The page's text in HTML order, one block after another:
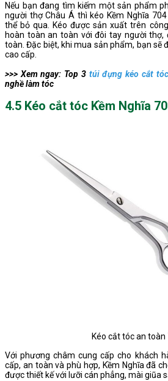
Nếu bạn đang tìm kiếm một sản phẩm
người thợ Châu Á thì kéo Kềm Nghĩa
thể bỏ qua. Kéo được sản xuất trên
hoàn toàn an toàn với đôi tay người thợ,
toàn. Đặc biệt, khi mua sản phẩm, bạn sẽ
cao cấp.
>>> Xem ngay: Top 3 túi đựng kéo cắt tóc
nghề làm tóc
4.5 Kéo cắt tóc Kềm Nghĩa
Kéo cắt tóc an toàn
Với phương châm cung cấp cho khách
cấp, an toàn và phù hợp, Kềm Nghĩa đã
được thiết kế với lưỡi cán phẳng, mài giũa